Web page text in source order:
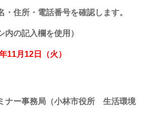
住所・電話番号を確認します。
の記入欄を使用）
11月12日（火）
ナー事務局（小林市役所 生活環境